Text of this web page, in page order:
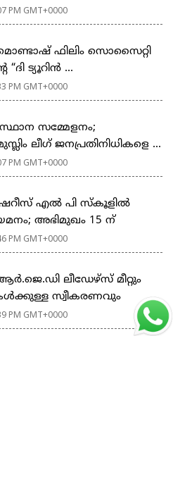
PM GMT+0000
ഫിലിം സൊസൈറ്റി
ട്യൂറിൻ ...
PM GMT+0000
സമ്മേളനം;
ലീഗ് ജനപ്രതിനിധികളെ ...
PM GMT+0000
എൽ പി സ്കൂളിൽ
അഭിമുഖം 15 ന്
PM GMT+0000
ലീഡേഴ്‌സ് മീറ്റും
സ്വീകരണവും
PM GMT+0000